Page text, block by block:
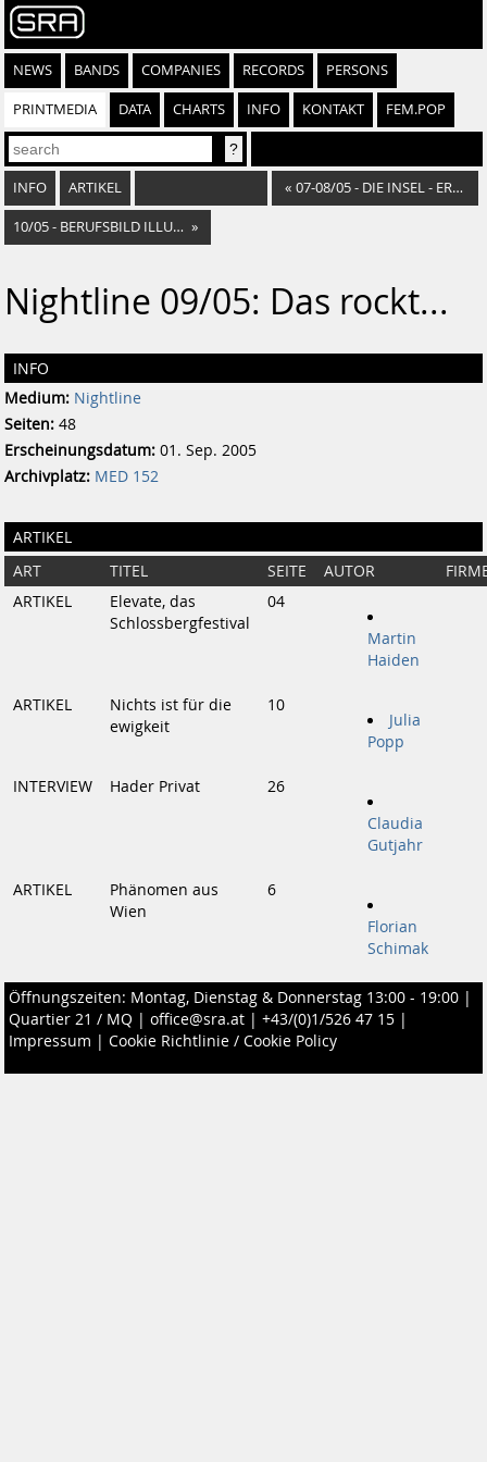
NEWS BANDS COMPANIES RECORDS PERSONS
PRINTMEDIA DATA CHARTS INFO KONTAKT FEM.POP
INFO ARTIKEL « 07-08/05 - DIE INSEL - ERSATZTEILLAGER MENSCH
10/05 - BERUFSBILD ILLUSTRATORIN »
Nightline 09/05: Das rockt...
INFO
Medium: Nightline
Seiten: 48
Erscheinungsdatum: 01. Sep. 2005
Archivplatz: MED 152
ARTIKEL
ART TITEL SEITE AUTOR
ARTIKEL
Elevate, das
Schlossbergfestival
04
Martin
Haiden
ARTIKEL
Nichts ist für die
ewigkeit
10
Julia
Popp
INTERVIEW Hader Privat
26
Claudia
Gutjahr
ARTIKEL
Phänomen aus
Wien
6
Florian
Schimak
Öffnungszeiten: Montag, Dienstag & Donnerstag 13:00 - 19:00 |
Quartier 21 / MQ | office@sra.at | +43/(0)1/526 47 15 |
Impressum | Cookie Richtlinie / Cookie Policy